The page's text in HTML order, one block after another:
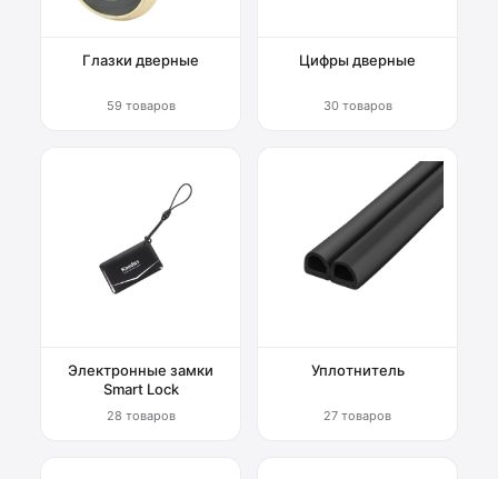
Глазки дверные
59 товаров
Цифры дверные
30 товаров
Электронные замки
Smart Lock
28 товаров
Уплотнитель
27 товаров